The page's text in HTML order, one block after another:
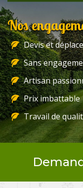
Nos
Devis et
Sans
Artisan
Prix imbattable
Travail de